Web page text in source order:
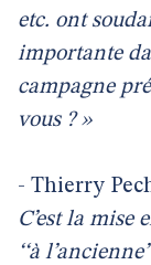
etc. ont
importante
campagne
vous ? »
- Thierry
C’est la mise
‘‘à